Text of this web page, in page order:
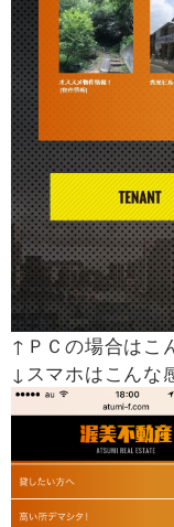
↑ＰＣの場合はこ
↓スマホはこんな